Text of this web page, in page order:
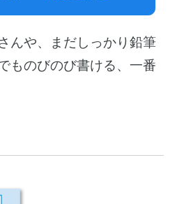
んや、まだしっかり鉛筆
ものびのび書ける、一番